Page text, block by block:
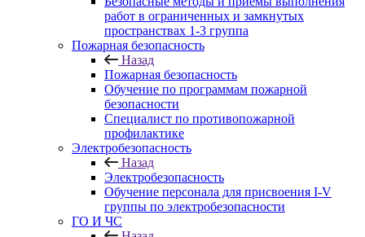
работ в ограниченных и замкнутых
пространствах 1-3 группа
Пожарная безопасность
Назад
Пожарная безопасность
Обучение по программам пожарной
безопасности
Специалист по противопожарной
профилактике
Электробезопасность
Назад
Электробезопасность
Обучение персонала для присвоения I-V
группы по электробезопасности
ГО И ЧС